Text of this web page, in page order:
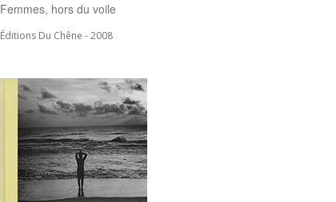
Femmes, hors du voile
Éditions Du Chêne - 2008